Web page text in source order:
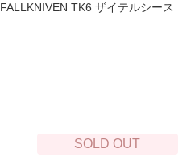
FALLKNIVEN TK6 ザイテルシース
SOLD OUT